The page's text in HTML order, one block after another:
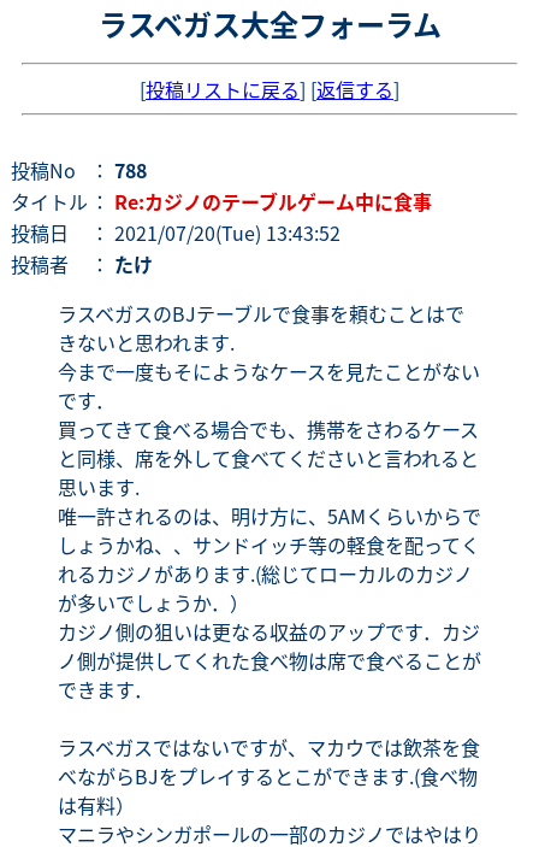
ラスベガス大全フォーラム
[投稿リストに戻る] [返信する]
投稿No ： 788
タイトル ： Re:カジノのテーブルゲーム中に食事
投稿日
： 2021/07/20(Tue) 13:43:52
投稿者
： たけ
ラスベガスのBJテーブルで食事を頼むことはで
きないと思われます.
今まで一度もそにようなケースを見たことがない
です．
買ってきて食べる場合でも、携帯をさわるケース
と同様、席を外して食べてくださいと言われると
思います.
唯一許されるのは、明け方に、5AMくらいからで
しょうかね、、サンドイッチ等の軽食を配ってく
れるカジノがあります.(総じてローカルのカジノ
が多いでしょうか．）
カジノ側の狙いは更なる収益のアップです．カジ
ノ側が提供してくれた食べ物は席で食べることが
できます．
ラスベガスではないですが、マカウでは飲茶を食
べながらBJをプレイするとこができます.(食べ物
は有料）
マニラやシンガポールの一部のカジノではやはり